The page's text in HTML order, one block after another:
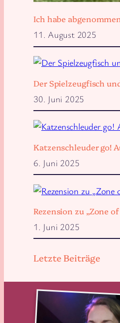
Letzte Beiträge
Ich habe
11. August 2025
Der Spielzeugfisch
30. Juni 2025
Katzenschleuder go!
6. Juni 2025
Rezension zu „Zone
1. Juni 2025